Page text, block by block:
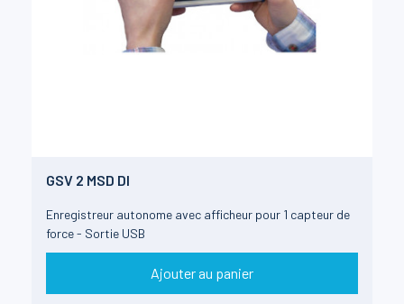
GSV 2 MSD DI
Enregistreur autonome avec afficheur pour 1 capteur de
force - Sortie USB
Ajouter au panier